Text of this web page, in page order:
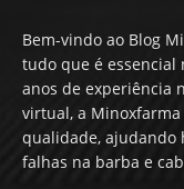
Bem-vindo ao Blog
tudo que é essencial
anos de experiência
virtual, a
qualidade, ajudando
falhas na barba e